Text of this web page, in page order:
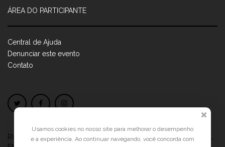
ÁREA DO PARTICIPANTE
Central de Ajuda
Denunciar este evento
Contato
RUA JOSÉ PONTES DE MAGALHÃES, 70JATIÚCA, MACEIÓ - AL
Usamos cookies no nosso site para melhorar o desempenho
e a experiência. Ao continuar navegando, você concorda com